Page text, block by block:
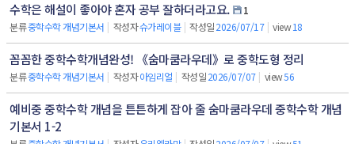
수학은 해설이 좋아야 혼자 공부 잘하더라고요.
1
분류중학수학 개념기본서 | 작성자슈가레이블 | 작성일2026/07/17 | view18
꼼꼼한 중학수학개념완성! 《숨마쿰라우데》로 중학도형 정리
분류중학수학 개념기본서 | 작성자아임리얼 | 작성일2026/07/07 | view56
예비중 중학수학 개념을 튼튼하게 잡아 줄 숨마쿰라우데 중학수학 개념
기본서 1-2